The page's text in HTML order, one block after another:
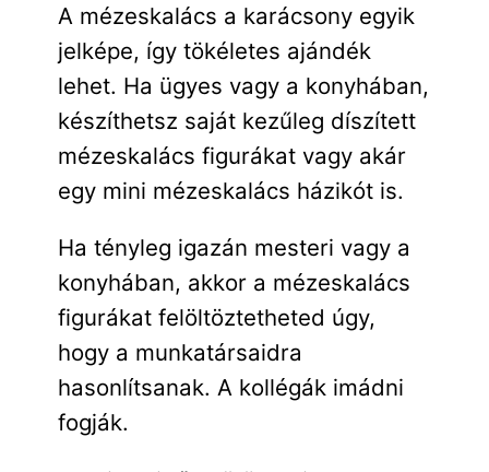
A mézeskalács a karácsony egyik
jelképe, így tökéletes ajándék
lehet. Ha ügyes vagy a konyhában,
készíthetsz saját kezűleg díszített
mézeskalács figurákat vagy akár
egy mini mézeskalács házikót is.
Ha tényleg igazán mesteri vagy a
konyhában, akkor a mézeskalács
figurákat felöltöztetheted úgy,
hogy a munkatársaidra
hasonlítsanak. A kollégák imádni
fogják.